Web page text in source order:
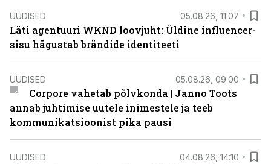
UUDISED 05.08.26, 11:07
Läti agentuuri WKND loovjuht: Üldine influencer-
sisu hägustab brändide identiteeti
UUDISED 05.08.26, 09:00
Corpore vahetab põlvkonda | Janno Toots
annab juhtimise uutele inimestele ja teeb
kommunikatsioonist pika pausi
UUDISED 04.08.26, 14:10